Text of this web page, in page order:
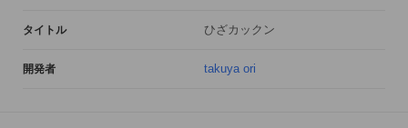
タイトル ひざカックン
開発者 takuya ori